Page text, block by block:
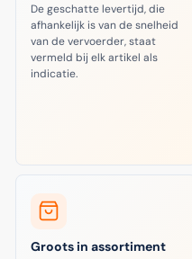
De geschatte levertijd, die
afhankelijk is van de snelheid
van de vervoerder, staat
vermeld bij elk artikel als
indicatie.
Groots in assortiment